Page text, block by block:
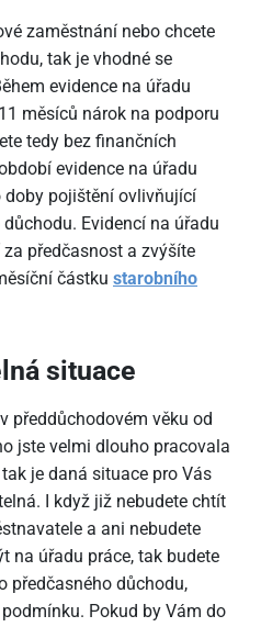
zaměstnání nebo chcete
tak je vhodné se
evidence na úřadu
měsíců nárok na podporu
tedy bez finančních
evidence na úřadu
doby pojištění ovlivňující
Evidencí na úřadu
předčasnost a zvýšíte
částku starobního
situace
předdůchodovém věku od
jste velmi dlouho pracovala
je daná situace pro Vás
I když již nebudete chtít
a ani nebudete
na úřadu práce, tak budete
předčasného důchodu,
Pokud by Vám do